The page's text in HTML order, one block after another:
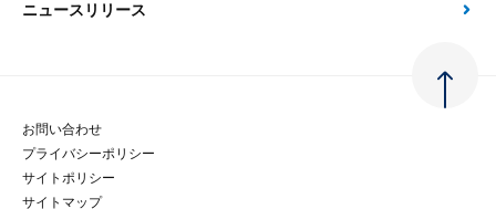
先端テクノロジーに基づく新たな価値の創出
金融経済教育等
マルチステークホルダー方針
会社概要・役員一覧
大和総研の歩み
採用情報 トップ
経験者採用
ニュースリリース
お問い合わせ
プライバシーポリシー
サイトポリシー
サイトマップ